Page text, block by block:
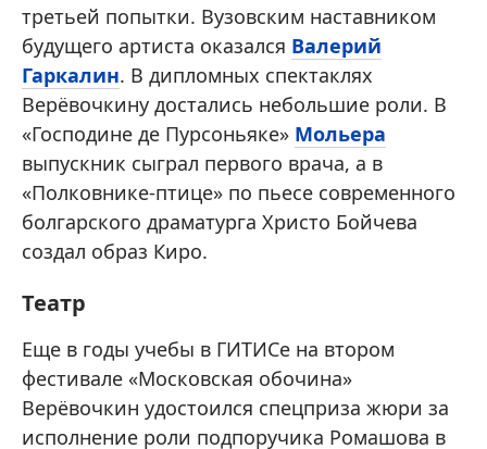
третьей попытки. Вузовским наставником
будущего артиста оказался Валерий
Гаркалин. В дипломных спектаклях
Верёвочкину достались небольшие роли. В
«Господине де Пурсоньяке» Мольера
выпускник сыграл первого врача, а в
«Полковнике-птице» по пьесе современного
болгарского драматурга Христо Бойчева
создал образ Киро.
Театр
Еще в годы учебы в ГИТИСе на втором
фестивале «Московская обочина»
Верёвочкин удостоился спецприза жюри за
исполнение роли подпоручика Ромашова в